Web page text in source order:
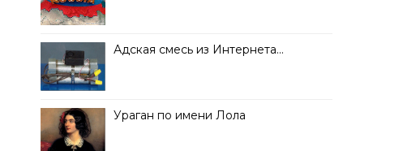
Адская смесь из Интернета…
Ураган по имени Лола